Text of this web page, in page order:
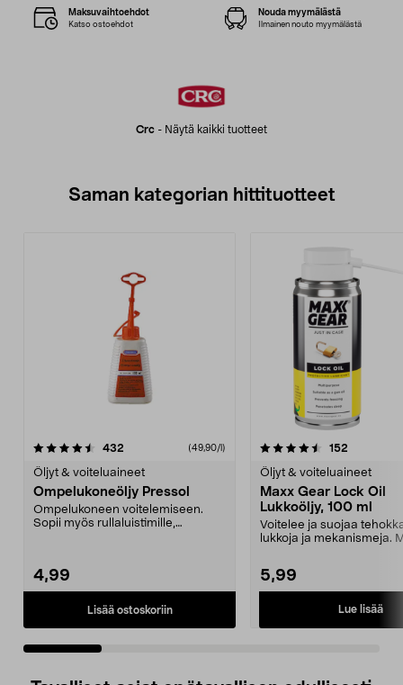
Crc - Näytä kaikki tuotteet
Maksuvaihtoehdot
Katso ostoehdot
Nouda myymälästä
Ilmainen nouto myymälästä
Saman kategorian hittituotteet
432 (49,90/l)
Öljyt & voiteluaineet
Ompelukoneöljy Pressol
Ompelukoneen voitelemiseen.
Sopii myös rullaluistimille,
4,99
Lisää ostoskoriin
4.5 viidestä
152
Öljyt & voiteluaineet
Maxx Gear Lock Oil
Lukkoöljy, 100 ml
Voitelee ja suojaa
lukkoja ja mekanismeja.
5,99
Lue lisää
4.5 viidestä